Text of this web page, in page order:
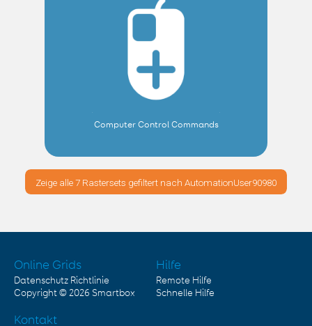
Computer Control Commands
Zeige alle 7 Rastersets gefiltert nach AutomationUser90980
Online Grids
Datenschutz Richtlinie
Copyright © 2026 Smartbox
Hilfe
Remote Hilfe
Schnelle Hilfe
Kontakt